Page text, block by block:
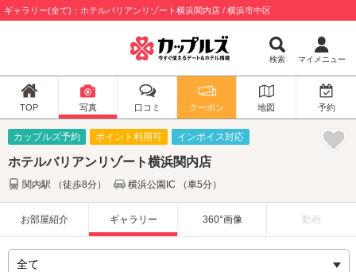
ギャラリー(全て)：ホテルバリアンリゾート横浜関内店 / 横浜市中区
検索 マイメニュー
TOP 写真 口コミ クーポン 地図 予約
カップルズ予約 ポイント利用可 インボイス対応
ホテルバリアンリゾート横浜関内店
関内駅 （徒歩8分） 横浜公園IC （車5分）
お部屋紹介 ギャラリー 360°画像 動画